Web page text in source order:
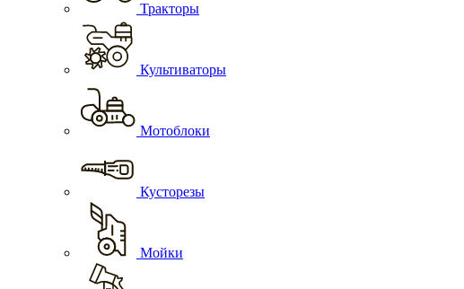
Тракторы
Культиваторы
Мотоблоки
Кусторезы
Мойки